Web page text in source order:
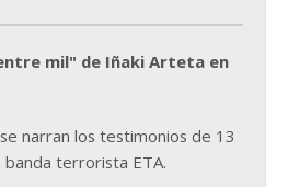
mil" de Iñaki Arteta en
narran los testimonios de 13
banda terrorista ETA.